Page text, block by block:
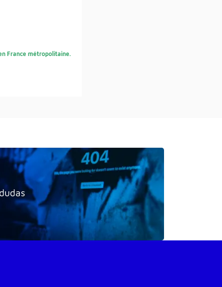
France métropolitaine.